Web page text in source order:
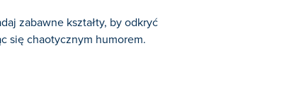
zabawne kształty, by odkryć
się chaotycznym humorem.
najbardziej